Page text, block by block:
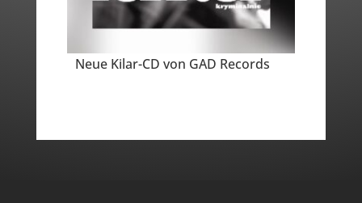
Neue Kilar-CD von GAD Records